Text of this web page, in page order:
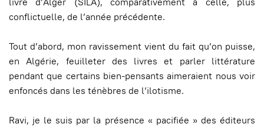
conflictuelle, de l’année précédente.
Tout d’abord, mon ravissement vient du fait qu’on puisse,
en Algérie, feuilleter des livres et parler littérature
pendant que certains bien-pensants aimeraient nous voir
enfoncés dans les ténèbres de l’ilotisme.
Ravi, je le suis par la présence « pacifiée » des éditeurs